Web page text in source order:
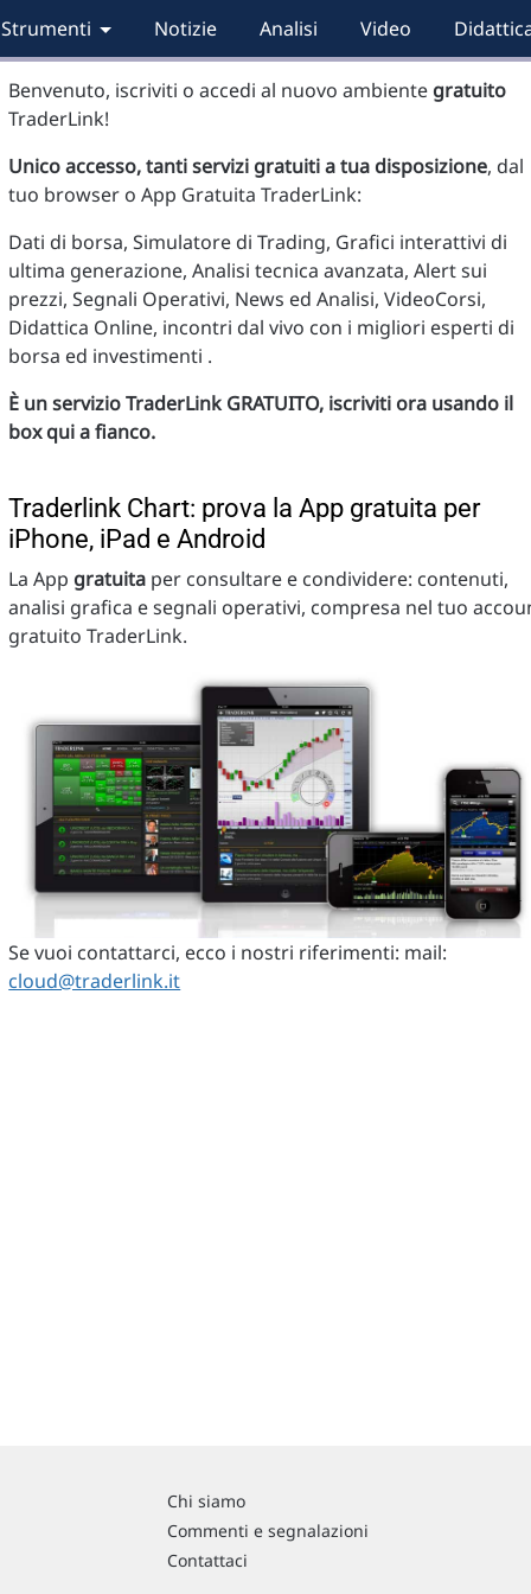
Strumenti Notizie Analisi Video
Benvenuto, iscriviti o accedi al nuovo ambiente gratuito
TraderLink!
Unico accesso, tanti servizi gratuiti a tua disposizione, dal
tuo browser o App Gratuita TraderLink:
Dati di borsa, Simulatore di Trading, Grafici interattivi di
ultima generazione, Analisi tecnica avanzata, Alert sui
prezzi, Segnali Operativi, News ed Analisi, VideoCorsi,
Didattica Online, incontri dal vivo con i migliori esperti di
borsa ed investimenti .
È un servizio TraderLink GRATUITO, iscriviti ora usando il
box qui a fianco.
Traderlink Chart: prova la App gratuita per
iPhone, iPad e Android
La App gratuita per consultare e condividere: contenuti,
analisi grafica e segnali operativi, compresa nel tuo
gratuito TraderLink.
Se vuoi contattarci, ecco i nostri riferimenti: mail:
cloud@traderlink.it
Chi siamo
Commenti e segnalazioni
Contattaci